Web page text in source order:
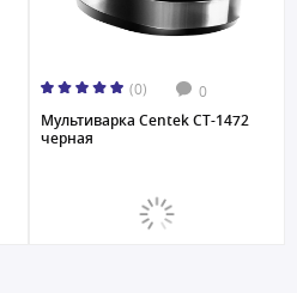
(0) 0
Мультиварка Centek CT-1472
черная